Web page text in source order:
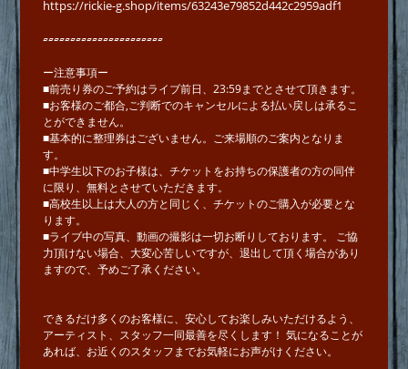
https://rickie-g.shop/items/63243e79852d442c2959adf1
▱▱▱▱▱▱▱▱▱▱▱▱▱▱▱▱▱▱▱▱▱▱
ー注意事項ー
■前売り券のご予約はライブ前日、23:59までとさせて頂きます。
■お客様のご都合,ご判断でのキャンセルによる払い戻しは承るこ
とができません。
■基本的に整理券はございません。ご来場順のご案内となりま
す。
■中学生以下のお子様は、チケットをお持ちの保護者の方の同伴
に限り、無料とさせていただきます。
■高校生以上は大人の方と同じく、チケットのご購入が必要とな
ります。
■ライブ中の写真、動画の撮影は一切お断りしております。 ご協
力頂けない場合、大変心苦しいですが、退出して頂く場合があり
ますので、予めご了承ください。
できるだけ多くのお客様に、安心してお楽しみいただけるよう、
アーティスト、スタッフ一同最善を尽くします！ 気になることが
あれば、お近くのスタッフまでお気軽にお声がけください。